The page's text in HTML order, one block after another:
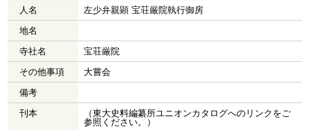
人名
左少弁親顕 宝荘厳院執行御房
地名
寺社名
宝荘厳院
その他事項
大嘗会
備考
刊本
（東大史料編纂所ユニオンカタログへのリンクをご
参照ください。）